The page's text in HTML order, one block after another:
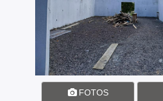
FOTOS